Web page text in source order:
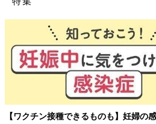
【ワクチン接種できるものも】妊婦の